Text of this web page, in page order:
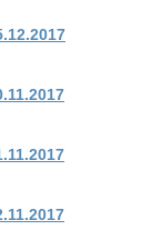
.11.2017